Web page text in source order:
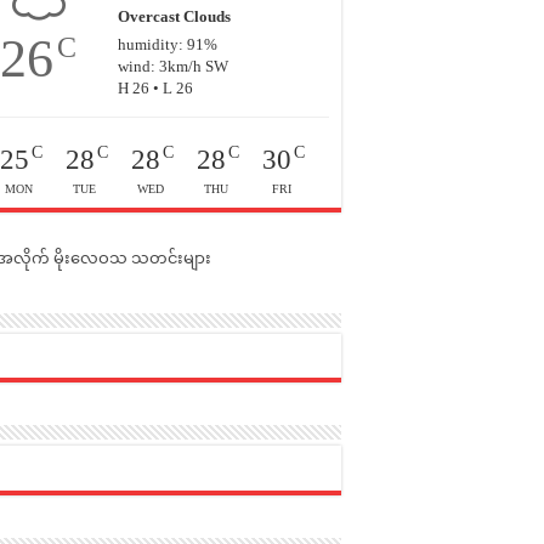
26C
Overcast Clouds
humidity: 91%
wind: 3km/h SW
H 26 • L 26
25 C
MON
28 C
TUE
28 C
WED
28 C
THU
30 C
FRI
လိုက် မိုးလေဝသ သတင်းများ